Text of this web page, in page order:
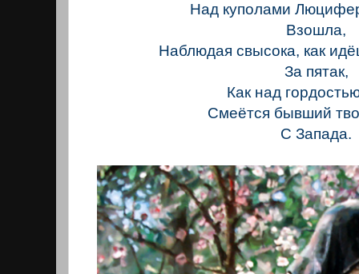
Над куполами
Взошла,
Наблюдая свысока, как
За пятак,
Как над
Смеётся бывший
С Запада.